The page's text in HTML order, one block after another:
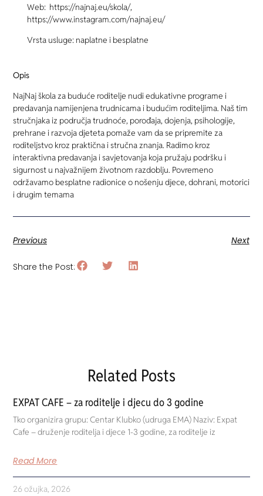
Web: https://najnaj.eu/skola/,
https://www.instagram.com/najnaj.eu/
Vrsta usluge: naplatne i besplatne
Opis
NajNaj škola za buduće roditelje nudi edukativne programe i
predavanja namijenjena trudnicama i budućim roditeljima. Naš tim
stručnjaka iz područja trudnoće, porođaja, dojenja, psihologije,
prehrane i razvoja djeteta pomaže vam da se pripremite za
roditeljstvo kroz praktična i stručna znanja. Radimo kroz
interaktivna predavanja i savjetovanja koja pružaju podršku i
sigurnost u najvažnijem životnom razdoblju. Povremeno
održavamo besplatne radionice o nošenju djece, dohrani, motorici
i drugim temama
Previous Next
Share the Post:
Related Posts
EXPAT CAFE – za roditelje i djecu do 3 godine
Tko organizira grupu: Centar Klubko (udruga EMA) Naziv: Expat
Cafe – druženje roditelja i djece 1-3 godine, za roditelje iz
Read More
26 ožujka, 2026